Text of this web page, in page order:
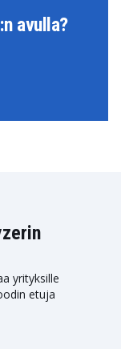
avulla?
yrityksille
etuja